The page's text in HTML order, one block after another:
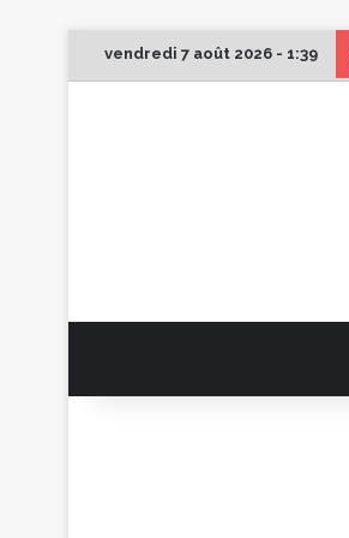
vendredi 7 août 2026 - 1:39